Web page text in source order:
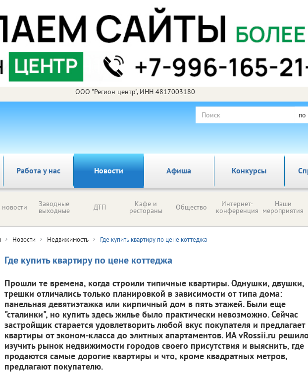
ООО "Регион центр", ИНН 4817003180
по
Работа у нас Новости Афиша Конкурсы
новости Заводные
выходные ДТП Кафе и
рестораны Общество Интернет-
конференция
Наши
мероприятия
Новости Недвижимость Где купить квартиру по цене коттеджа
Где купить квартиру по цене коттеджа
Прошли те времена, когда строили типичные квартиры. Однушки, двушки,
трешки отличались только планировкой в зависимости от типа дома:
панельная девятиэтажка или кирпичный дом в пять этажей. Были еще
"сталинки", но купить здесь жилье было практически невозможно. Сейчас
застройщик старается удовлетворить любой вкус покупателя и предлагает
квартиры от эконом-класса до элитных апартаментов. ИА vRossii.ru решило
изучить рынок недвижимости городов своего присутствия и выяснить, где
продаются самые дорогие квартиры и что, кроме квадратных метров,
предлагают покупателю.